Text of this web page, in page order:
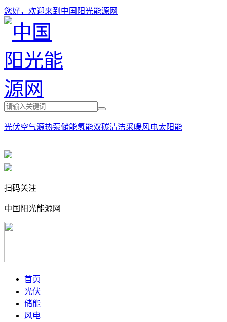
您好，欢迎来到中国阳光能源网
光伏空气源热泵储能氢能双碳清洁采暖风电太阳能
扫码关注
中国阳光能源网
首页
光伏
储能
风电